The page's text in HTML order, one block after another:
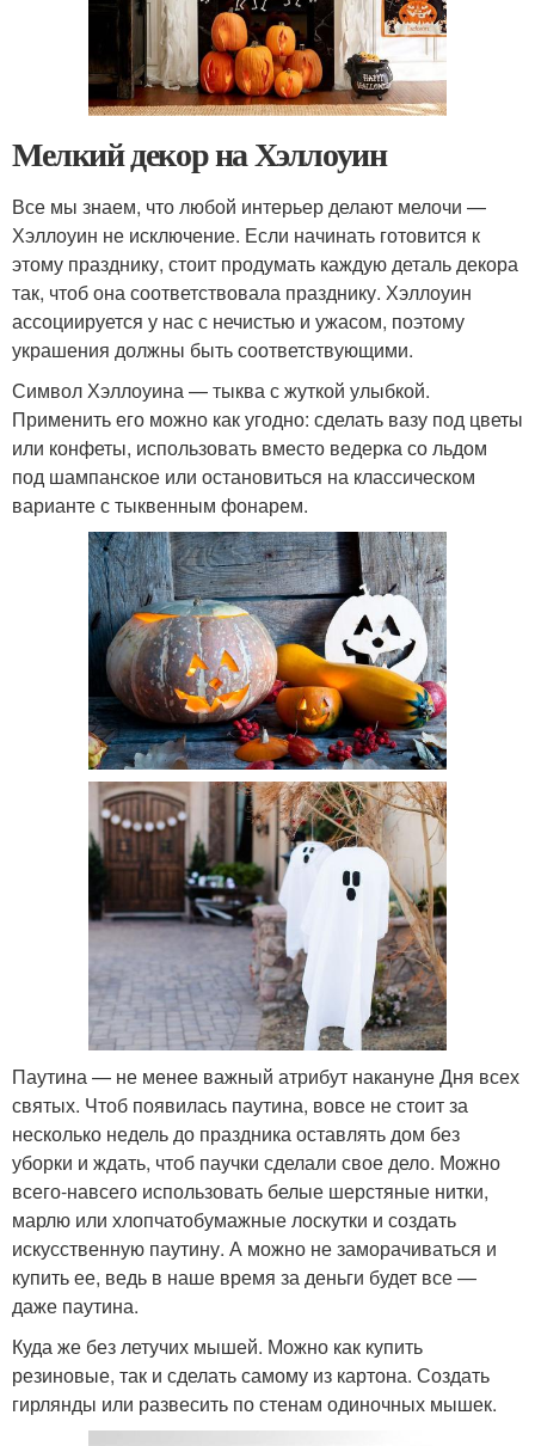
Мелкий декор на Хэллоуин
Все мы знаем, что любой интерьер делают мелочи —
Хэллоуин не исключение. Если начинать готовится к
этому празднику, стоит продумать каждую деталь декора
так, чтоб она соответствовала празднику. Хэллоуин
ассоциируется у нас с нечистью и ужасом, поэтому
украшения должны быть соответствующими.
Символ Хэллоуина — тыква с жуткой улыбкой.
Применить его можно как угодно: сделать вазу под цветы
или конфеты, использовать вместо ведерка со льдом
под шампанское или остановиться на классическом
варианте с тыквенным фонарем.
Паутина — не менее важный атрибут накануне Дня всех
святых. Чтоб появилась паутина, вовсе не стоит за
несколько недель до праздника оставлять дом без
уборки и ждать, чтоб паучки сделали свое дело. Можно
всего-навсего использовать белые шерстяные нитки,
марлю или хлопчатобумажные лоскутки и создать
искусственную паутину. А можно не заморачиваться и
купить ее, ведь в наше время за деньги будет все —
даже паутина.
Куда же без летучих мышей. Можно как купить
резиновые, так и сделать самому из картона. Создать
гирлянды или развесить по стенам одиночных мышек.